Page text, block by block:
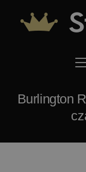
Burlington